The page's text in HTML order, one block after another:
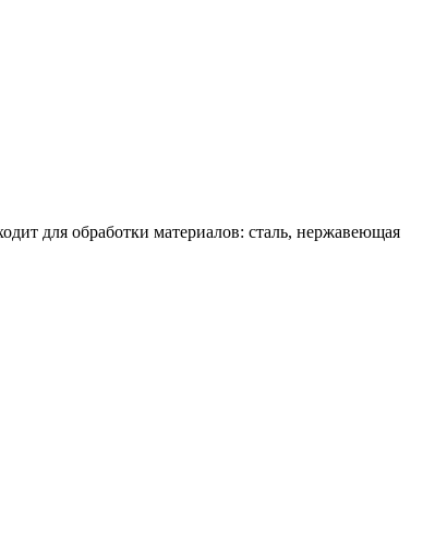
для обработки материалов: сталь, нержавеющая